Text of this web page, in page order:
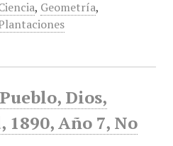
, Geometría,
Dios,
Año 7, No